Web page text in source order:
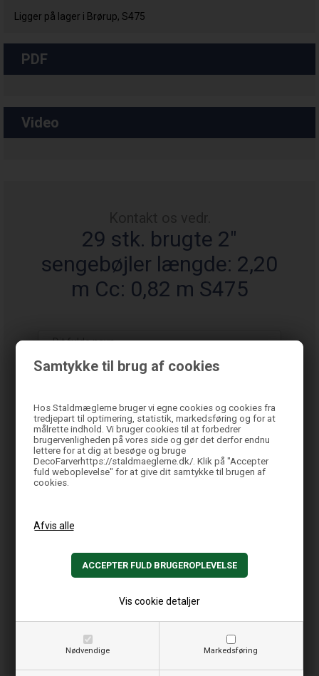
Samtykke til brug af cookies
Hos Staldmæglerne bruger vi egne cookies og cookies fra
tredjepart til optimering, statistik, markedsføring og for at
målrette indhold. Vi bruger cookies til at forbedrer
brugervenligheden på vores side og gør det derfor endnu
lettere for at dig at besøge og bruge
DecoFarverhttps://staldmaeglerne.dk/. Klik på "Accepter
fuld weboplevelse" for at give dit samtykke til brugen af
cookies.
Nødvendige Markedsføring
Vis cookie detaljer
Ligger på lager i Brørup, S475
PDF
Video
29 stk. brugte 2"
sengebøjler længde: 2,20
m Cc: 0,82 m S475